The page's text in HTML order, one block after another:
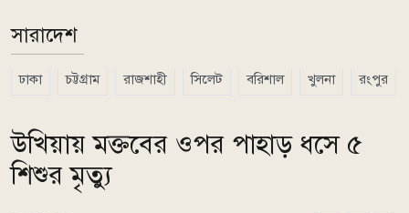
সারাদেশ
ঢাকা চট্টগ্রাম রাজশাহী সিলেট বরিশাল খুলনা রংপুর
উখিয়ায় মক্তবের ওপর পাহাড় ধসে ৫
শিশুর মৃত্যু